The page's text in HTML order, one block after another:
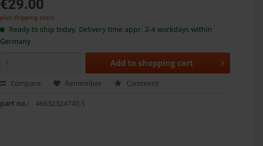
€29.00
plus shipping costs
Ready to ship today, Delivery time appr. 2-4 workdays within
Germany
Add to shopping cart
Compare Remember Comment
part no.: 46632324740.1